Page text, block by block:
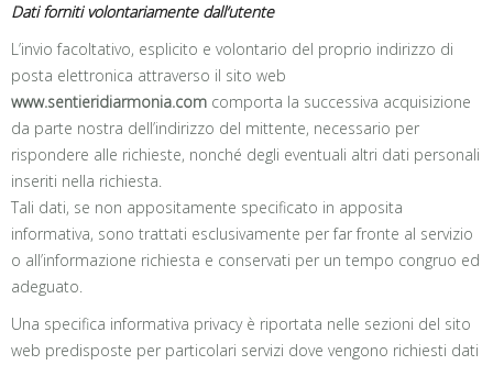
Dati forniti volontariamente dall’utente
L’invio facoltativo, esplicito e volontario del proprio indirizzo di
posta elettronica attraverso il sito web
www.sentieridiarmonia.com comporta la successiva acquisizione
da parte nostra dell’indirizzo del mittente, necessario per
rispondere alle richieste, nonché degli eventuali altri dati personali
inseriti nella richiesta.
Tali dati, se non appositamente specificato in apposita
informativa, sono trattati esclusivamente per far fronte al servizio
o all’informazione richiesta e conservati per un tempo congruo ed
adeguato.
Una specifica informativa privacy è riportata nelle sezioni del sito
web predisposte per particolari servizi dove vengono richiesti dati